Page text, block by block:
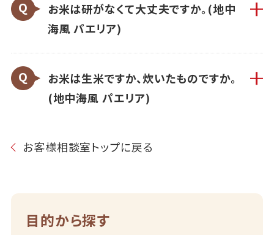
お米は研がなくて大丈夫ですか。(地中
海風 パエリア)
お米は生米ですか、炊いたものですか。
(地中海風 パエリア)
お客様相談室トップに戻る
目的から探す